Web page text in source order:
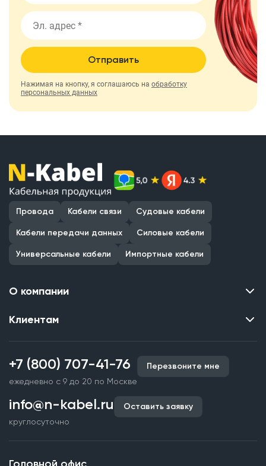
Отправить
Нажимая на кнопку, я соглашаюсь на обработку
персональных данных
Провода Кабели связи Судовые кабели
Кабели передачи данных Силовые кабели
Универсальные кабели Импортные кабели
О компании
Контакты
Наши объекты
Партнерство
Документы и реквизиты
Клиентам
Производство кабельной продукции
Срочное изготовление
Оплата и доставка
Гарантия качества
+7 (800) 707-41-76
ежедневно с 9 до 20 по Москве
Перезвоните мне
info@n-kabel.ru
круглосуточно
Оставить заявку